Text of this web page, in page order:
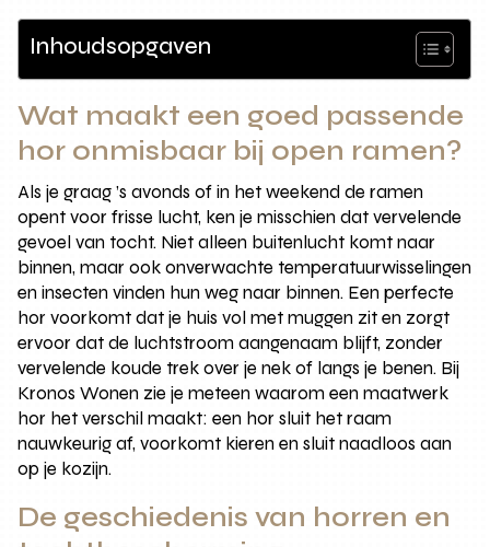
Inhoudsopgaven
Wat maakt een goed passende
hor onmisbaar bij open ramen?
Als je graag ’s avonds of in het weekend de ramen
opent voor frisse lucht, ken je misschien dat vervelende
gevoel van tocht. Niet alleen buitenlucht komt naar
binnen, maar ook onverwachte temperatuurwisselingen
en insecten vinden hun weg naar binnen. Een perfecte
hor voorkomt dat je huis vol met muggen zit en zorgt
ervoor dat de luchtstroom aangenaam blijft, zonder
vervelende koude trek over je nek of langs je benen. Bij
Kronos Wonen zie je meteen waarom een maatwerk
hor het verschil maakt: een hor sluit het raam
nauwkeurig af, voorkomt kieren en sluit naadloos aan
op je kozijn.
De geschiedenis van horren en